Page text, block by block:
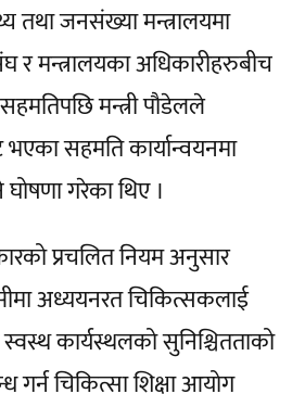
तथा जनसंख्या मन्त्रालयमा
मन्त्रालयका अधिकारीहरुबीच
मन्त्री पौडेलले
भएका सहमति कार्यान्वयनमा
घोषणा गरेका थिए ।
प्रचलित नियम अनुसार
अध्ययनरत चिकित्सकलाई
कार्यस्थलको सुनिश्चितताको
गर्न चिकित्सा शिक्षा आयोग